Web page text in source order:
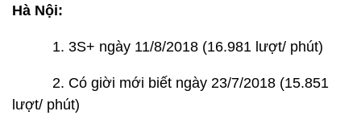
Hà Nội:
1. 3S+ ngày 11/8/2018 (16.981 lượt/ phút)
2. Có giời mới biết ngày 23/7/2018 (15.851
lượt/ phút)